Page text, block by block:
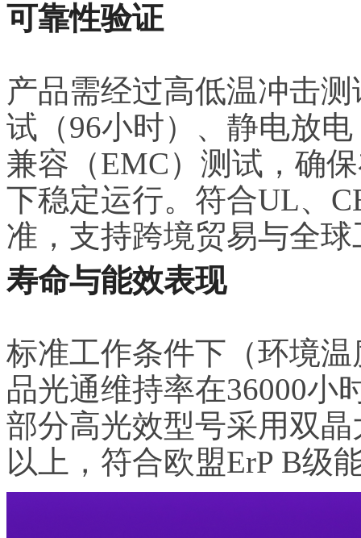
可靠性验证
产品需经过高低温冲击
试（96小时）、静电放
兼容（EMC）测试，确
下稳定运行。符合UL、
准，支持跨境贸易与全
寿命与能效表现
标准工作条件下（环境
品光通维持率在36000小
部分高光效型号采用双
以上，符合欧盟ErP B级